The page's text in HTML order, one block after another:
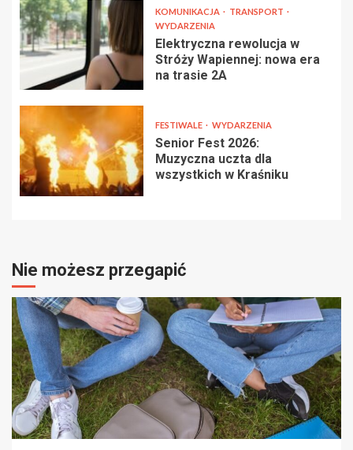
KOMUNIKACJA
TRANSPORT
WYDARZENIA
Elektryczna rewolucja w
Stróży Wapiennej: nowa era
na trasie 2A
FESTIWALE WYDARZENIA
Senior Fest 2026:
Muzyczna uczta dla
wszystkich w Kraśniku
Nie możesz przegapić